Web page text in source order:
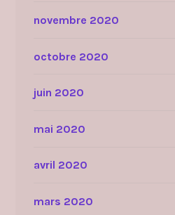
novembre 2020
octobre 2020
juin 2020
mai 2020
avril 2020
mars 2020